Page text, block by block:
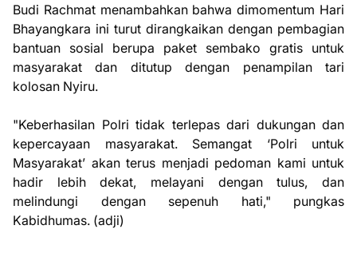
Budi Rachmat menambahkan bahwa dimomentum Hari
Bhayangkara ini turut dirangkaikan dengan pembagian
bantuan sosial berupa paket sembako gratis untuk
masyarakat dan ditutup dengan penampilan tari
kolosan Nyiru.
"Keberhasilan Polri tidak terlepas dari dukungan dan
kepercayaan masyarakat. Semangat ‘Polri untuk
Masyarakat’ akan terus menjadi pedoman kami untuk
hadir lebih dekat, melayani dengan tulus, dan
melindungi dengan sepenuh hati," pungkas
Kabidhumas. (adji)